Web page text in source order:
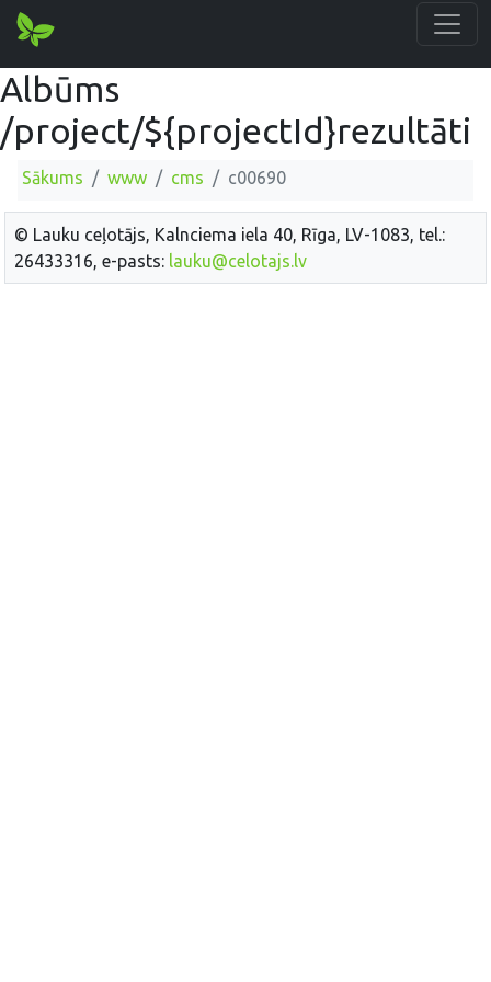
Albūms
/project/${projectId}rezultāti
Sākums www cms c00690
© Lauku ceļotājs, Kalnciema iela 40, Rīga, LV-1083, tel.:
26433316, e-pasts: lauku@celotajs.lv